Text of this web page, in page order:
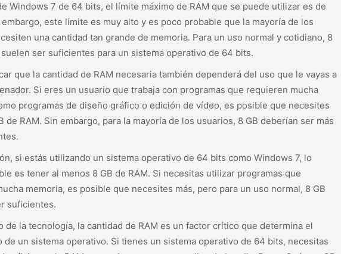
Windows 7 de 64 bits, el límite máximo de RAM que se puede utilizar es de
embargo, este límite es muy alto y es poco probable que la mayoría de los
una cantidad tan grande de memoria. Para un uso normal y cotidiano, 8
suelen ser suficientes para un sistema operativo de 64 bits.
que la cantidad de RAM necesaria también dependerá del uso que le vayas a
Si eres un usuario que trabaja con programas que requieren mucha
programas de diseño gráfico o edición de vídeo, es posible que necesites
de RAM. Sin embargo, para la mayoría de los usuarios, 8 GB deberían ser más
si estás utilizando un sistema operativo de 64 bits como Windows 7, lo
es tener al menos 8 GB de RAM. Si necesitas utilizar programas que
memoria, es posible que necesites más, pero para un uso normal, 8 GB
suficientes.
de la tecnología, la cantidad de RAM es un factor crítico que determina el
de un sistema operativo. Si tienes un sistema operativo de 64 bits, necesitas